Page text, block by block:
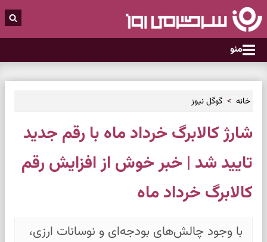
منو
خانه گوگل نیوز
شارژ کالابرگ خرداد ماه با رقم جدید
تایید شد | خبر خوش از افزایش رقم
کالابرگ خرداد ماه
با وجود چالش‌های بودجه‌ای و نوسانات ارزی،